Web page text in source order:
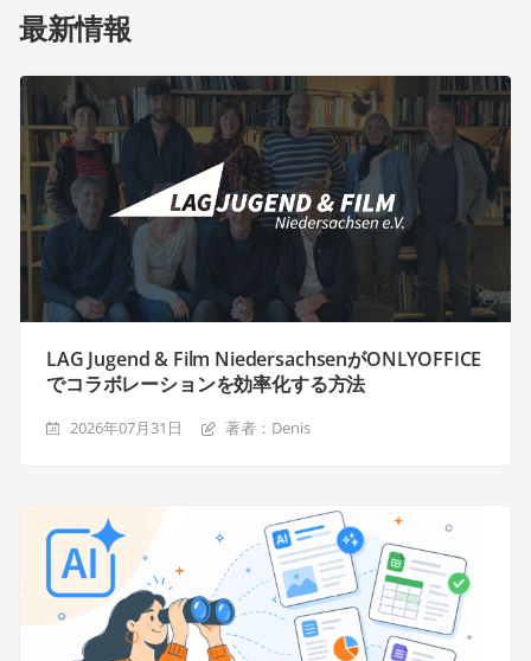
最新情報
LAG Jugend & Film NiedersachsenがONLYOFFICE
でコラボレーションを効率化する方法
2026年07月31日 著者：Denis